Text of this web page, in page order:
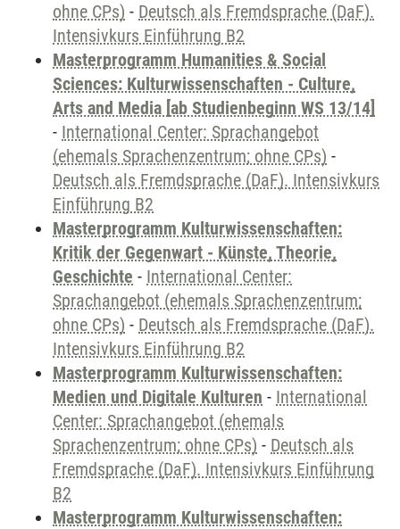
ohne CPs) - Deutsch als Fremdsprache (DaF).
Intensivkurs Einführung B2
Masterprogramm Humanities & Social
Sciences: Kulturwissenschaften - Culture,
Arts and Media [ab Studienbeginn WS 13/14]
- International Center: Sprachangebot
(ehemals Sprachenzentrum; ohne CPs) -
Deutsch als Fremdsprache (DaF). Intensivkurs
Einführung B2
Masterprogramm Kulturwissenschaften:
Kritik der Gegenwart - Künste, Theorie,
Geschichte - International Center:
Sprachangebot (ehemals Sprachenzentrum;
ohne CPs) - Deutsch als Fremdsprache (DaF).
Intensivkurs Einführung B2
Masterprogramm Kulturwissenschaften:
Medien und Digitale Kulturen - International
Center: Sprachangebot (ehemals
Sprachenzentrum; ohne CPs) - Deutsch als
Fremdsprache (DaF). Intensivkurs Einführung
B2
Masterprogramm Kulturwissenschaften: